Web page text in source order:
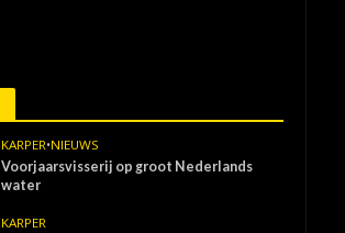
KARPER•NIEUWS
Voorjaarsvisserij op groot Nederlands
water
KARPER